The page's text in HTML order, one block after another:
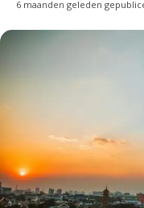
6 maanden geleden